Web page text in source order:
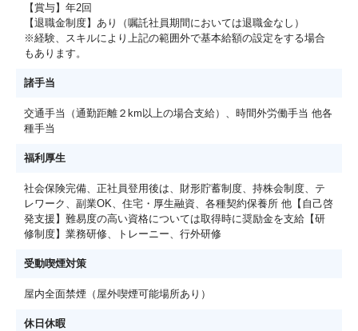
【賞与】年2回
【退職金制度】あり（嘱託社員期間においては退職金なし）
※経験、スキルにより上記の範囲外で基本給額の設定をする場合
もあります。
諸手当
交通手当（通勤距離２km以上の場合支給）、時間外労働手当 他各
種手当
福利厚生
社会保険完備、正社員登用後は、財形貯蓄制度、持株会制度、テ
レワーク、副業OK、住宅・厚生融資、各種契約保養所 他【自己啓
発支援】難易度の高い資格については取得時に奨励金を支給【研
修制度】業務研修、トレーニー、行外研修
受動喫煙対策
屋内全面禁煙（屋外喫煙可能場所あり）
休日休暇